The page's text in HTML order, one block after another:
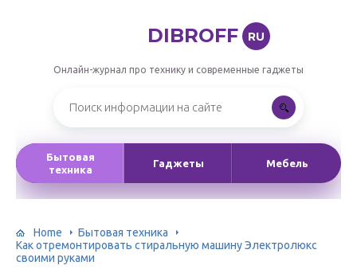
DIBROFF RU
Онлайн-журнал про технику и современные гаджеты
Бытовая
техника
Гаджеты Мебель
Home
Бытовая техника
Как отремонтировать стиральную машину Электролюкс
своими руками